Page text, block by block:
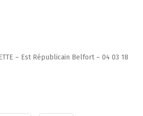
– Est Républicain Belfort – 04 03 18